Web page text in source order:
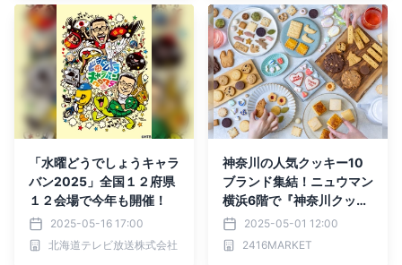
登場！
「水曜どうでしょうキャラ
バン2025」全国１２府県
１２会場で今年も開催！
2025-05-16 17:00
北海道テレビ放送株式会社
神奈川の人気クッキー10
ブランド集結！ニュウマン
横浜6階で『神奈川クッキ
ーパーティー2025』開催
【2025年5月10日（土）
～11日（日）】
2025-05-01 12:00
2416MARKET